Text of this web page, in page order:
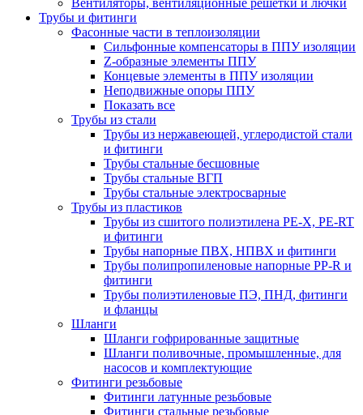
Вентиляторы, вентиляционные решетки и лючки
Трубы и фитинги
Фасонные части в теплоизоляции
Cильфонные компенсаторы в ППУ изоляции
Z-образные элементы ППУ
Концевые элементы в ППУ изоляции
Неподвижные опоры ППУ
Показать все
Трубы из стали
Трубы из нержавеющей, углеродистой стали
и фитинги
Трубы стальные бесшовные
Трубы стальные ВГП
Трубы стальные электросварные
Трубы из пластиков
Трубы из сшитого полиэтилена PE-X, PE-RT
и фитинги
Трубы напорные ПВХ, НПВХ и фитинги
Трубы полипропиленовые напорные PP-R и
фитинги
Трубы полиэтиленовые ПЭ, ПНД, фитинги
и фланцы
Шланги
Шланги гофрированные защитные
Шланги поливочные, промышленные, для
насосов и комплектующие
Фитинги резьбовые
Фитинги латунные резьбовые
Фитинги стальные резьбовые